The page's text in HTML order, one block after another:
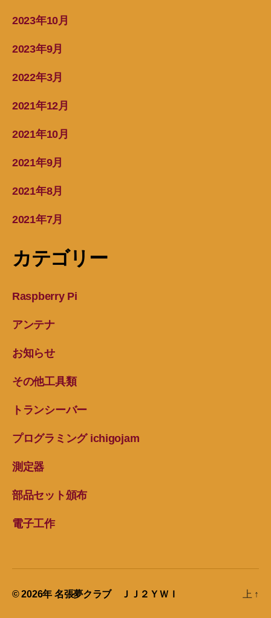
2023年10月
2023年9月
2022年3月
2021年12月
2021年10月
2021年9月
2021年8月
2021年7月
カテゴリー
Raspberry Pi
アンテナ
お知らせ
その他工具類
トランシーバー
プログラミング ichigojam
測定器
部品セット頒布
電子工作
© 2026年 名張夢クラブ ＪＪ２ＹＷＩ 上 ↑